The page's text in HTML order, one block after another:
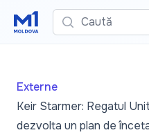
Caută
Externe
Keir Starmer: Regatul
dezvolta un plan de